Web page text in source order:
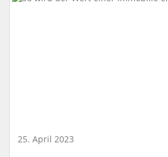
25. April 2023